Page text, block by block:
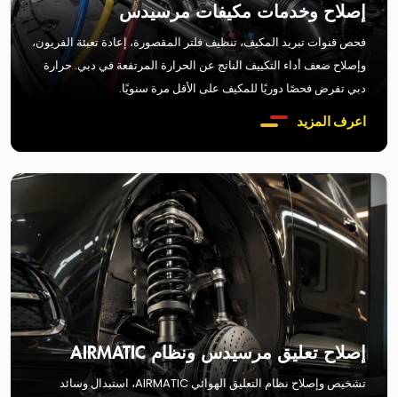
إصلاح وخدمات مكيفات مرسيدس
فحص قنوات تبريد المكيف، تنظيف فلتر المقصورة، إعادة تعبئة الفريون،
وإصلاح ضعف أداء التكييف الناتج عن الحرارة المرتفعة في دبي. حرارة
دبي تفرض فحصًا دوريًا للمكيف على الأقل مرة سنويًا.
اعرف المزيد
إصلاح تعليق مرسيدس ونظام AIRMATIC
تشخيص وإصلاح نظام التعليق الهوائي AIRMATIC، استبدال وسائد